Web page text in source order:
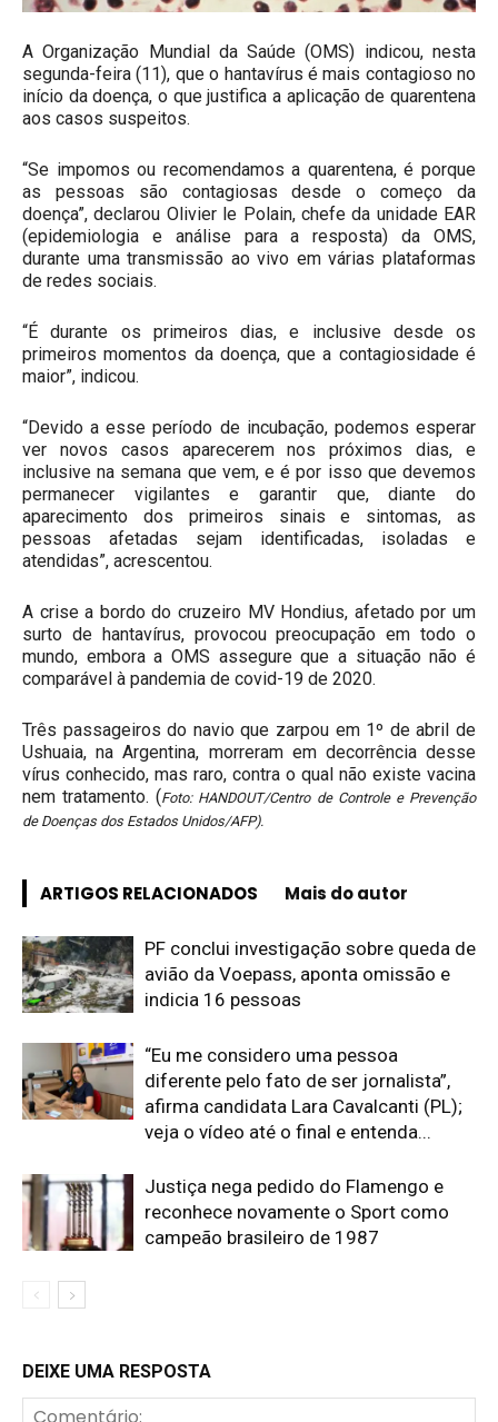
A Organização Mundial da Saúde (OMS) indicou, nesta
segunda-feira (11), que o hantavírus é mais contagioso no
início da doença, o que justifica a aplicação de quarentena
aos casos suspeitos.
“Se impomos ou recomendamos a quarentena, é porque
as pessoas são contagiosas desde o começo da
doença”, declarou Olivier le Polain, chefe da unidade EAR
(epidemiologia e análise para a resposta) da OMS,
durante uma transmissão ao vivo em várias plataformas
de redes sociais.
“É durante os primeiros dias, e inclusive desde os
primeiros momentos da doença, que a contagiosidade é
maior”, indicou.
“Devido a esse período de incubação, podemos esperar
ver novos casos aparecerem nos próximos dias, e
inclusive na semana que vem, e é por isso que devemos
permanecer vigilantes e garantir que, diante do
aparecimento dos primeiros sinais e sintomas, as
pessoas afetadas sejam identificadas, isoladas e
atendidas”, acrescentou.
A crise a bordo do cruzeiro MV Hondius, afetado por um
surto de hantavírus, provocou preocupação em todo o
mundo, embora a OMS assegure que a situação não é
comparável à pandemia de covid-19 de 2020.
Três passageiros do navio que zarpou em 1º de abril de
Ushuaia, na Argentina, morreram em decorrência desse
vírus conhecido, mas raro, contra o qual não existe vacina
nem tratamento. (Foto: HANDOUT/Centro de Controle e Prevenção
de Doenças dos Estados Unidos/AFP).
ARTIGOS RELACIONADOS Mais do autor
PF conclui investigação sobre queda de
avião da Voepass, aponta omissão e
indicia 16 pessoas
“Eu me considero uma pessoa
diferente pelo fato de ser jornalista”,
afirma candidata Lara Cavalcanti (PL);
veja o vídeo até o final e entenda...
Justiça nega pedido do Flamengo e
reconhece novamente o Sport como
campeão brasileiro de 1987
DEIXE UMA RESPOSTA